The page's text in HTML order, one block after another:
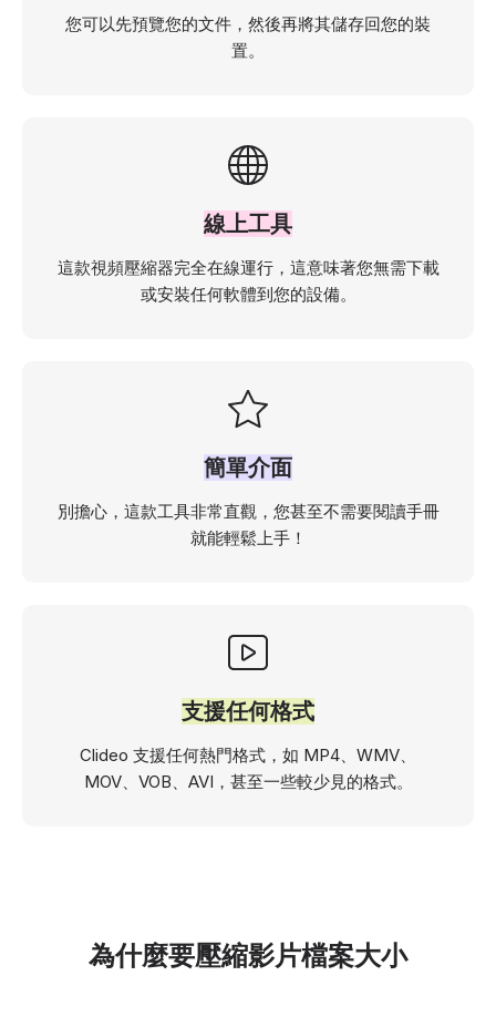
您可以先預覽您的文件，然後再將其儲存回您的裝
置。
線上工具
這款視頻壓縮器完全在線運行，這意味著您無需下載
或安裝任何軟體到您的設備。
簡單介面
別擔心，這款工具非常直觀，您甚至不需要閱讀手冊
就能輕鬆上手！
支援任何格式
Clideo 支援任何熱門格式，如 MP4、WMV、
MOV、VOB、AVI，甚至一些較少見的格式。
為什麼要壓縮影片檔案大小